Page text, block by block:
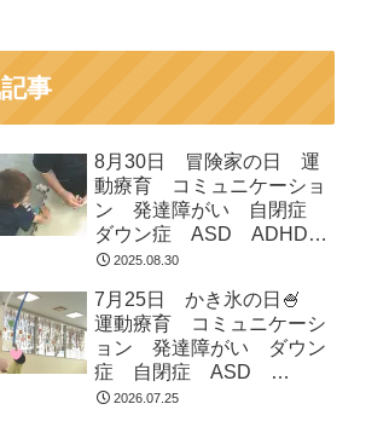
事
8月30日 冒険家の日 運
動療育 コミュニケーショ
ン 発達障がい 自閉症
ダウン症 ASD ADHD
放課後等デイサービス 児
ばみらい市 坂東市 守谷
市
2025.08.30
7月25日 かき氷の日🍧
運動療育 コミュニケーシ
ョン 発達障がい ダウン
症 自閉症 ASD
ADHD 児童発達支援 放
2026.07.25